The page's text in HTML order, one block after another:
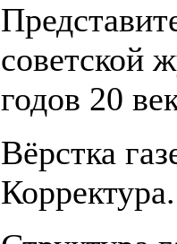
советской
годов 20
Вёрстка
Корректура.